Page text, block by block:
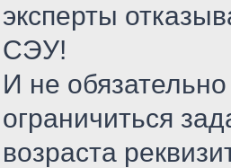
эксперты
СЭУ!
И не
ограничиться
возраста